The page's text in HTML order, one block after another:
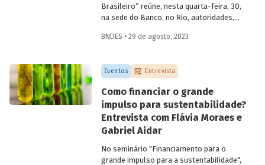
Brasileiro” reúne, nesta quarta-feira, 30,
na sede do Banco, no Rio, autoridades,
discutir e propor ações para o setor
desenvolvimento nacional. Para saber
mais sobre a importância da retomada
entrevistamos Juca Ferreira, assessor da
presidência do BNDES e ex-Ministro de
Estado da Cultura.
BNDES • 29 de agosto, 2023
Eventos Entrevista
Como financiar o grande
impulso para sustentabilidade?
Entrevista com Flávia Moraes e
Gabriel Aidar
No seminário "Financiamento para o
grande impulso para a sustentabilidade",